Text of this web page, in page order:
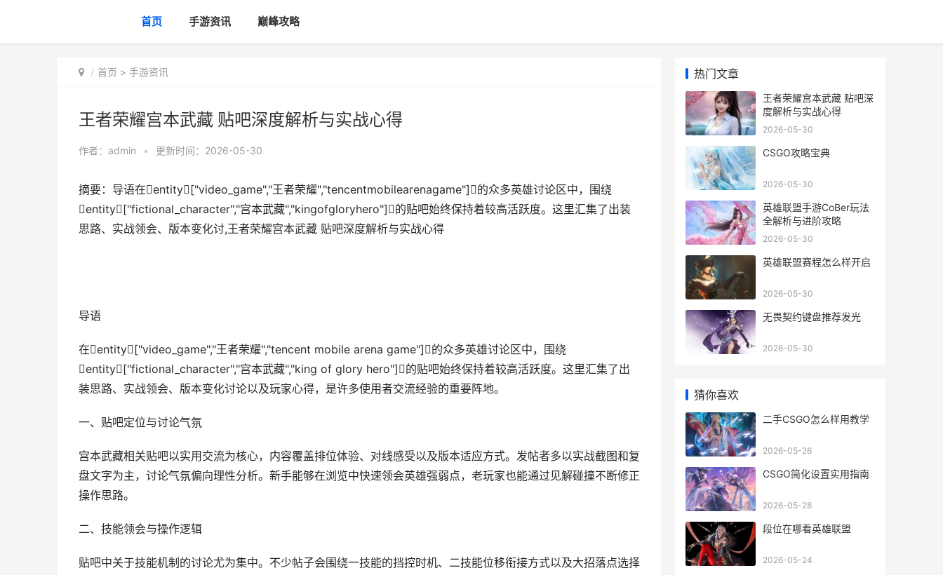
首页 手游资讯 巅峰攻略
首页 > 手游资讯
王者荣耀宫本武藏 贴吧深度解析与实战心得
作者： admin • 更新时间：2026-05-30
摘要：导语在entity["video_game","王者荣耀","tencentmobilearenagame"]的众多英雄讨论区中，围绕
entity["fictional_character","宫本武藏","kingofgloryhero"]的贴吧始终保持着较高活跃度。这里汇集了出装
思路、实战领会、版本变化讨,王者荣耀宫本武藏 贴吧深度解析与实战心得
导语
在entity["video_game","王者荣耀","tencent mobile arena game"]的众多英雄讨论区中，围绕
entity["fictional_character","宫本武藏","king of glory hero"]的贴吧始终保持着较高活跃度。这里汇集了出
装思路、实战领会、版本变化讨论以及玩家心得，是许多使用者交流经验的重要阵地。
一、贴吧定位与讨论气氛
宫本武藏相关贴吧以实用交流为核心，内容覆盖排位体验、对线感受以及版本适应方式。发帖者多以实战截图和复
盘文字为主，讨论气氛偏向理性分析。新手能够在浏览中快速领会英雄强弱点，老玩家也能通过见解碰撞不断修正
操作思路。
二、技能领会与操作逻辑
贴吧中关于技能机制的讨论尤为集中。不少帖子会围绕一技能的挡控时机、二技能位移衔接方式以及大招落点选择
热门文章
王者荣耀宫本武藏 贴吧深
度解析与实战心得
2026-05-30
CSGO攻略宝典
2026-05-30
英雄联盟手游CoBer玩法
全解析与进阶攻略
2026-05-30
英雄联盟赛程怎么样开启
2026-05-30
无畏契约键盘推荐发光
2026-05-30
猜你喜欢
二手CSGO怎么样用教学
2026-05-26
CSGO简化设置实用指南
2026-05-28
段位在哪看英雄联盟
2026-05-24